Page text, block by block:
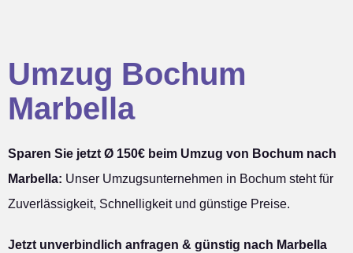
Umzug Bochum
Marbella
Sparen Sie jetzt Ø 150€ beim Umzug von Bochum nach
Marbella: Unser Umzugsunternehmen in Bochum steht für
Zuverlässigkeit, Schnelligkeit und günstige Preise.
Jetzt unverbindlich anfragen & günstig nach Marbella